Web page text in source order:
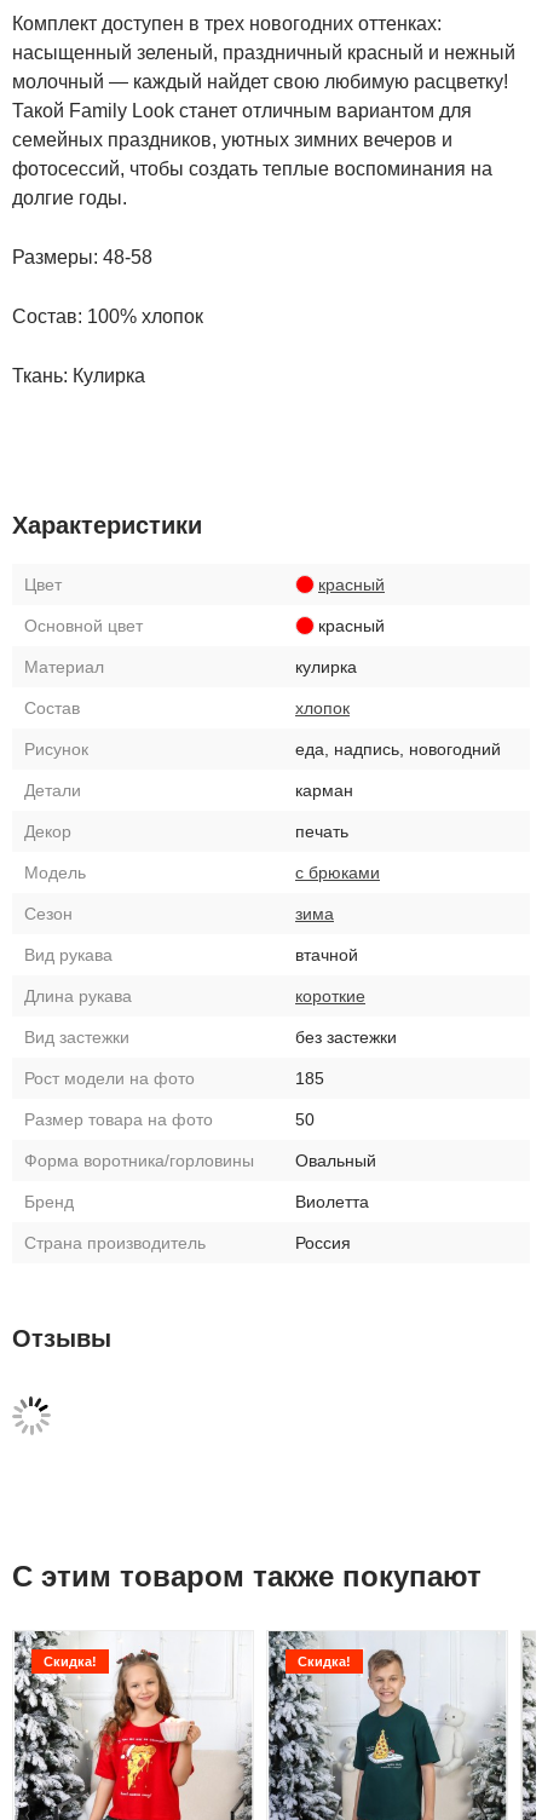
Комплект доступен в трех новогодних оттенках:
насыщенный зеленый, праздничный красный и нежный
молочный — каждый найдет свою любимую расцветку!
Такой Family Look станет отличным вариантом для
семейных праздников, уютных зимних вечеров и
фотосессий, чтобы создать теплые воспоминания на
долгие годы.
Размеры: 48-58
Состав: 100% хлопок
Ткань: Кулирка
Характеристики
Цвет красный
Основной цвет красный
Материал кулирка
Состав хлопок
Рисунок еда, надпись, новогодний
Детали карман
Декор печать
Модель с брюками
Сезон зима
Вид рукава втачной
Длина рукава короткие
Вид застежки без застежки
Рост модели на фото 185
Размер товара на фото 50
Форма воротника/горловины Овальный
Бренд Виолетта
Страна производитель Россия
Отзывы
С этим товаром также покупают
Скидка! Скидка!